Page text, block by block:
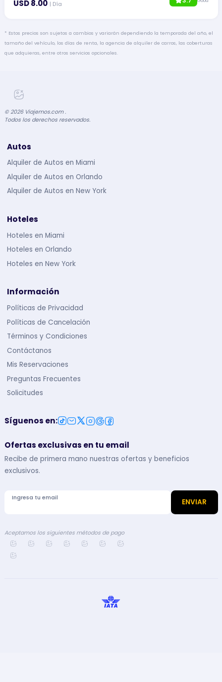
USD 8.00 | Día
* Estos precios son sujetos a cambios y variarán dependiendo la temporada del año, el
tamaño del vehículo, los días de renta, la agencia de alquiler de carros, las coberturas
que adquieras, entre otros servicios opcionales.
© 2026Viajemos.com .
Todos los derechos reservados.
Autos
Alquiler de Autos en Miami
Alquiler de Autos en Orlando
Alquiler de Autos en New York
Hoteles
Hoteles en Miami
Hoteles en Orlando
Hoteles en New York
Información
Políticas de Privacidad
Políticas de Cancelación
Términos y Condiciones
Contáctanos
Mis Reservaciones
Preguntas Frecuentes
Solicitudes
Síguenos en:
Ofertas exclusivas en tu email
Recibe de primera mano nuestras ofertas y beneficios
exclusivos.
Ingresa tu email
ENVIAR
Aceptamos los siguientes métodos de pago